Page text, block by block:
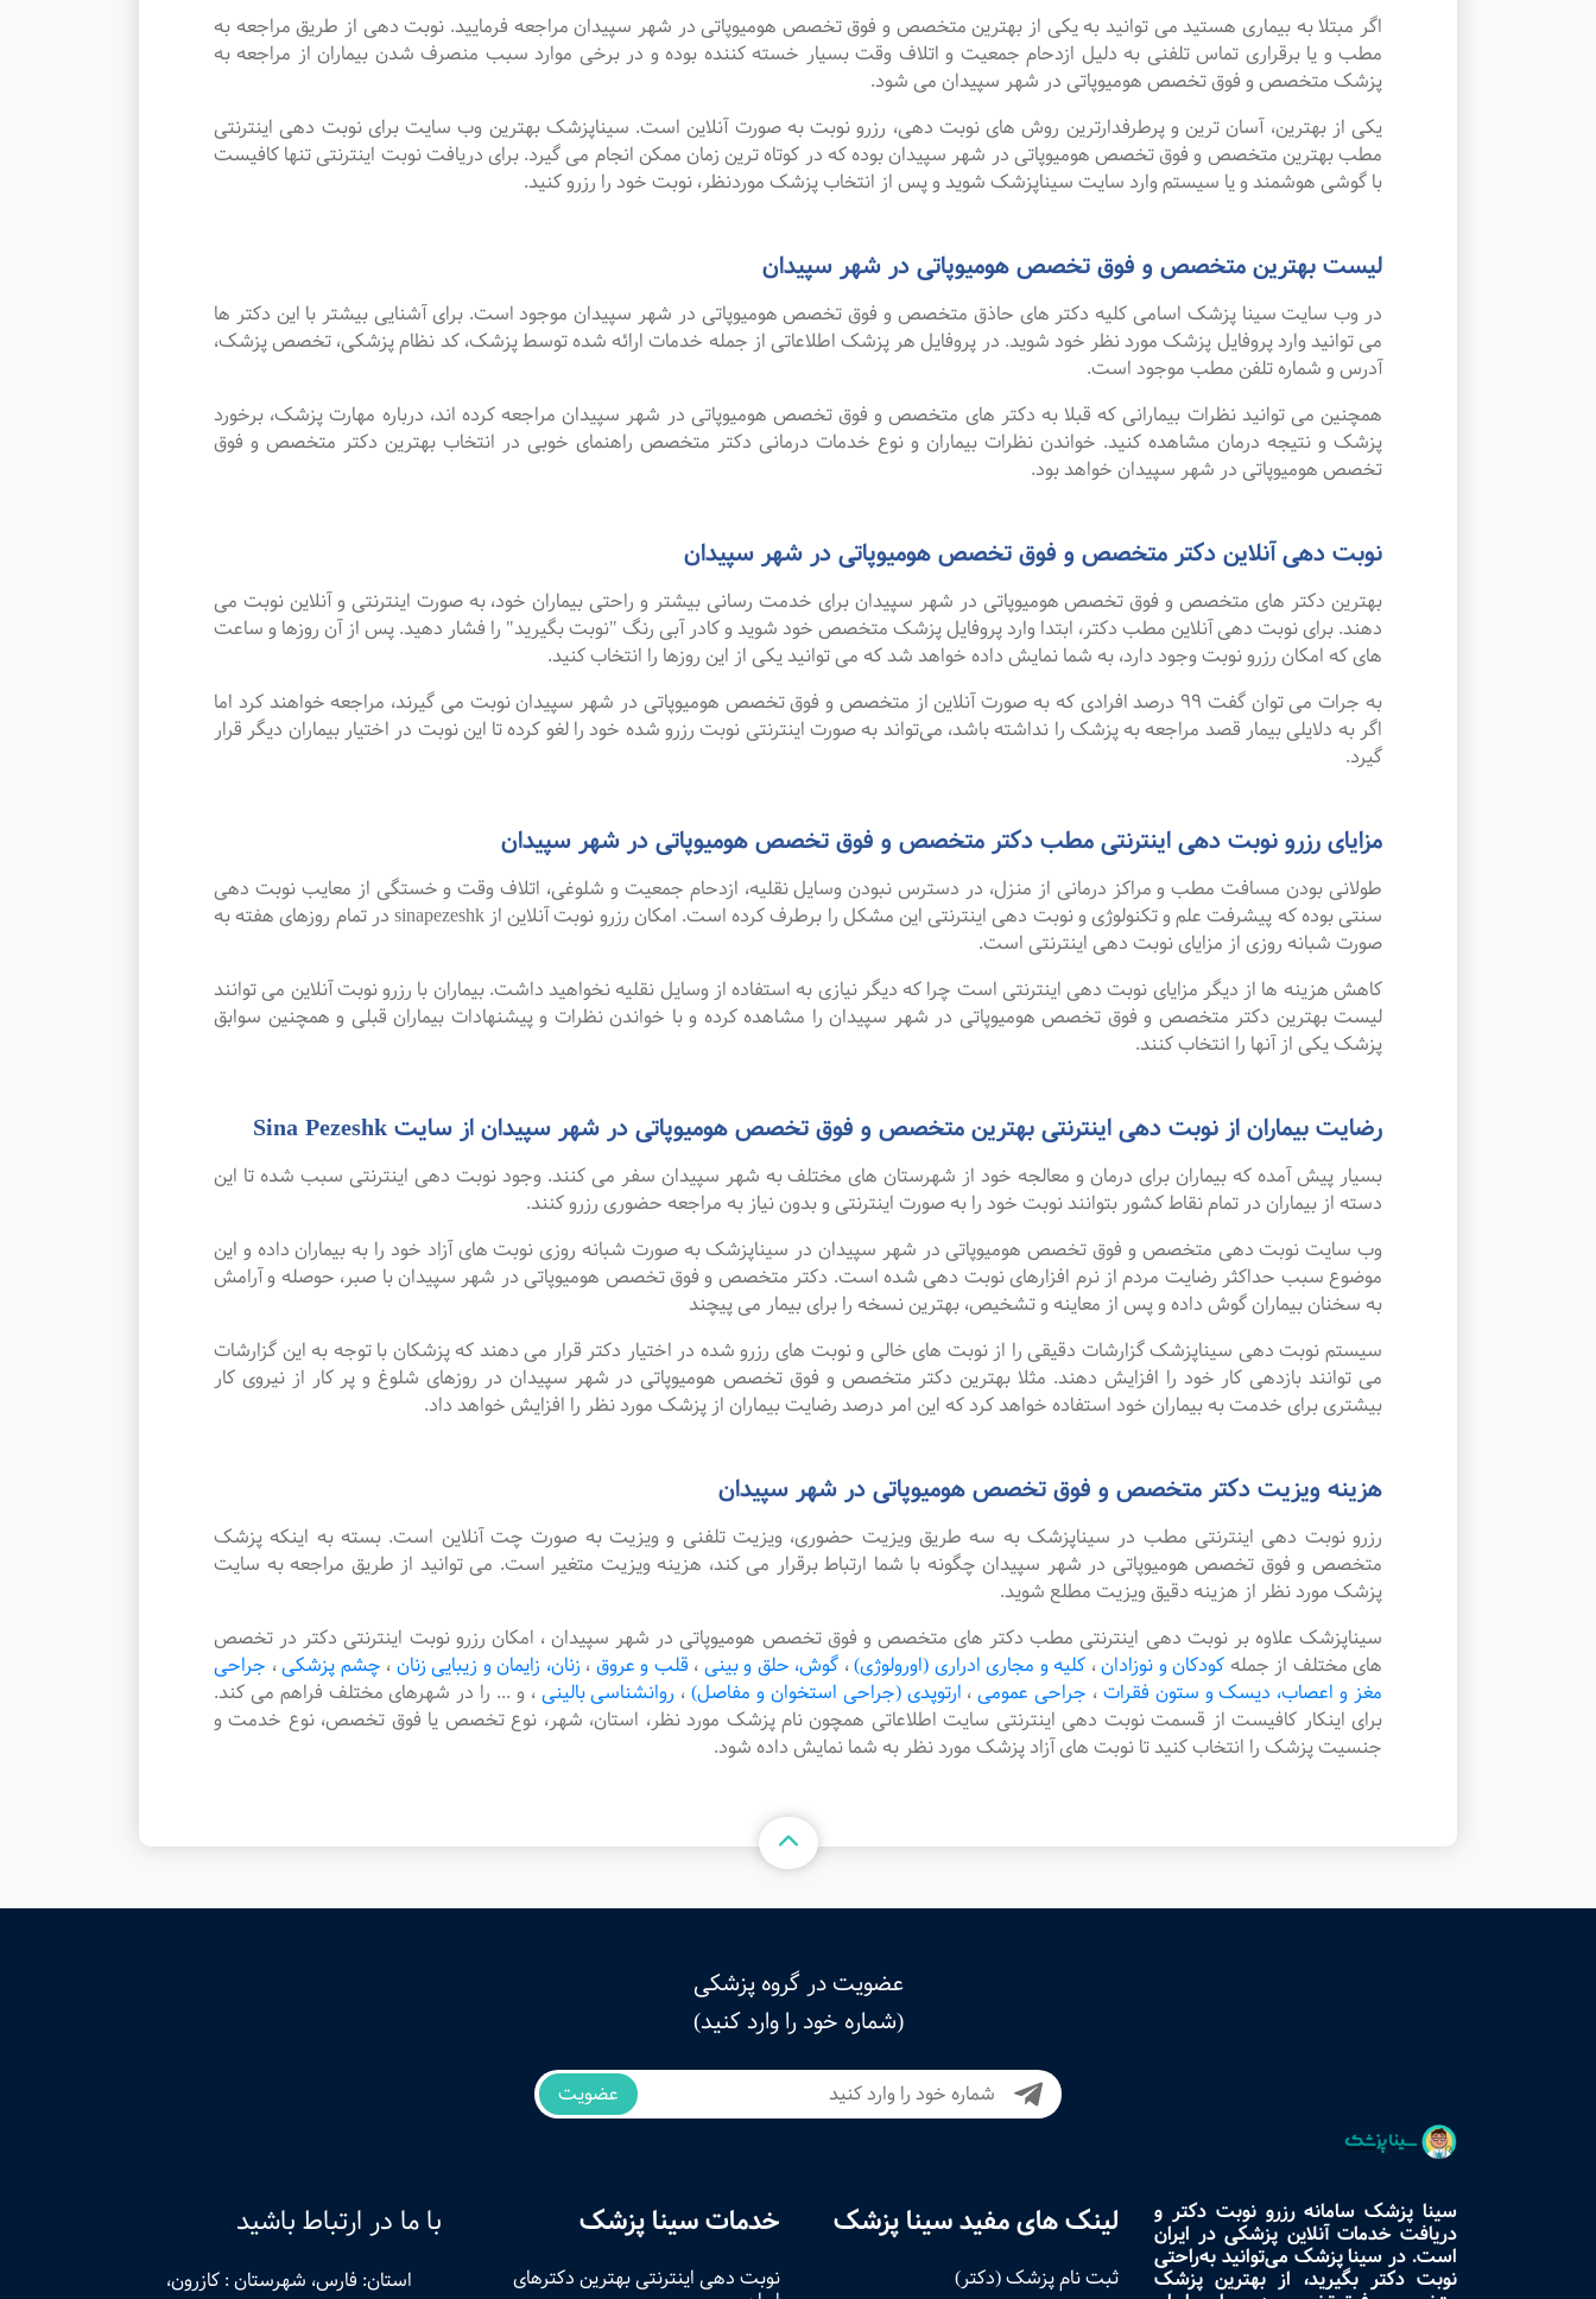
اگر مبتلا به بیماری هستید می توانید به یکی از بهترین متخصص و فوق تخصص هومیوپاتی در شهر سپیدان مراجعه فرمایید. نوبت دهی از طریق مراجعه به
مطب و یا برقراری تماس تلفنی به دلیل ازدحام جمعیت و اتلاف وقت بسیار خسته کننده بوده و در برخی موارد سبب منصرف شدن بیماران از مراجعه به
پزشک متخصص و فوق تخصص هومیوپاتی در شهر سپیدان می شود.
یکی از بهترین، آسان ترین و پرطرفدارترین روش های نوبت دهی، رزرو نوبت به صورت آنلاین است. سیناپزشک بهترین وب سایت برای نوبت دهی اینترنتی
مطب بهترین متخصص و فوق تخصص هومیوپاتی در شهر سپیدان بوده که در کوتاه ترین زمان ممکن انجام می گیرد. برای دریافت نوبت اینترنتی تنها کافیست
با گوشی هوشمند و یا سیستم وارد سایت سیناپزشک شوید و پس از انتخاب پزشک موردنظر، نوبت خود را رزرو کنید.
لیست بهترین متخصص و فوق تخصص هومیوپاتی در شهر سپیدان
در وب سایت سینا پزشک اسامی کلیه دکتر های حاذق متخصص و فوق تخصص هومیوپاتی در شهر سپیدان موجود است. برای آشنایی بیشتر با این دکتر ها
می توانید وارد پروفایل پزشک مورد نظر خود شوید. در پروفایل هر پزشک اطلاعاتی از جمله خدمات ارائه شده توسط پزشک، کد نظام پزشکی، تخصص پزشک،
آدرس و شماره تلفن مطب موجود است.
همچنین می توانید نظرات بیمارانی که قبلا به دکتر های متخصص و فوق تخصص هومیوپاتی در شهر سپیدان مراجعه کرده اند، درباره مهارت پزشک، برخورد
پزشک و نتیجه درمان مشاهده کنید. خواندن نظرات بیماران و نوع خدمات درمانی دکتر متخصص راهنمای خوبی در انتخاب بهترین دکتر متخصص و فوق
تخصص هومیوپاتی در شهر سپیدان خواهد بود.
نوبت دهی آنلاین دکتر متخصص و فوق تخصص هومیوپاتی در شهر سپیدان
بهترین دکتر های متخصص و فوق تخصص هومیوپاتی در شهر سپیدان برای خدمت رسانی بیشتر و راحتی بیماران خود، به صورت اینترنتی و آنلاین نوبت می
دهند. برای نوبت دهی آنلاین مطب دکتر، ابتدا وارد پروفایل پزشک متخصص خود شوید و کادر آبی رنگ "نوبت بگیرید" را فشار دهید. پس از آن روزها و ساعت
های که امکان رزرو نوبت وجود دارد، به شما نمایش داده خواهد شد که می توانید یکی از این روزها را انتخاب کنید.
به جرات می‌ توان گفت ۹۹ درصد افرادی که به صورت آنلاین از متخصص و فوق تخصص هومیوپاتی در شهر سپیدان نوبت می گیرند، مراجعه خواهند کرد اما
اگر به دلایلی بیمار قصد مراجعه به پزشک را نداشته باشد، می‌تواند به صورت اینترنتی نوبت رزرو شده خود را لغو کرده تا این نوبت در اختیار بیماران دیگر قرار
گیرد.
مزایای رزرو نوبت دهی اینترنتی مطب دکتر متخصص و فوق تخصص هومیوپاتی در شهر سپیدان
طولانی بودن مسافت مطب و مراکز درمانی از منزل، در دسترس نبودن وسایل نقلیه، ازدحام جمعیت و شلوغی، اتلاف وقت و خستگی از معایب نوبت دهی
سنتی بوده که پیشرفت علم و تکنولوژی و نوبت دهی اینترنتی این مشکل را برطرف کرده است. امکان رزرو نوبت آنلاین از sinapezeshk در تمام روزهای هفته به
صورت شبانه روزی از مزایای نوبت دهی اینترنتی است.
کاهش هزینه ها از دیگر مزایای نوبت دهی اینترنتی است چرا که دیگر نیازی به استفاده از وسایل نقلیه نخواهید داشت. بیماران با رزرو نوبت آنلاین می توانند
لیست بهترین دکتر متخصص و فوق تخصص هومیوپاتی در شهر سپیدان را مشاهده کرده و با خواندن نظرات و پیشنهادات بیماران قبلی و همچنین سوابق
پزشک یکی از آنها را انتخاب کنند.
رضایت بیماران از نوبت دهی اینترنتی بهترین متخصص و فوق تخصص هومیوپاتی در شهر سپیدان از سایت Sina Pezeshk
بسیار پیش آمده که بیماران برای درمان و معالجه خود از شهرستان های مختلف به شهر سپیدان سفر می کنند. وجود نوبت دهی اینترنتی سبب شده تا این
دسته از بیماران در تمام نقاط کشور بتوانند نوبت خود را به صورت اینترنتی و بدون نیاز به مراجعه حضوری رزرو کنند.
وب سایت نوبت دهی متخصص و فوق تخصص هومیوپاتی در شهر سپیدان در سیناپزشک به صورت شبانه روزی نوبت های آزاد خود را به بیماران داده و این
موضوع سبب حداکثر رضایت مردم از نرم افزارهای نوبت دهی شده است. دکتر متخصص و فوق تخصص هومیوپاتی در شهر سپیدان با صبر، حوصله و آرامش
به سخنان بیماران گوش داده و پس از معاینه و تشخیص، بهترین نسخه را برای بیمار می پیچند
سیستم نوبت دهی سیناپزشک گزارشات دقیقی را از نوبت های خالی و نوبت های رزرو شده در اختیار دکتر قرار می دهند که پزشکان با توجه به این گزارشات
می توانند بازدهی کار خود را افزایش دهند. مثلا بهترین دکتر متخصص و فوق تخصص هومیوپاتی در شهر سپیدان در روزهای شلوغ و پر کار از نیروی کار
بیشتری برای خدمت به بیماران خود استفاده خواهد کرد که این امر درصد رضایت بیماران از پزشک مورد نظر را افزایش خواهد داد.
هزینه ویزیت دکتر متخصص و فوق تخصص هومیوپاتی در شهر سپیدان
رزرو نوبت دهی اینترنتی مطب در سیناپزشک به سه طریق ویزیت حضوری، ویزیت تلفنی و ویزیت به صورت چت آنلاین است. بسته به اینکه پزشک
متخصص و فوق تخصص هومیوپاتی در شهر سپیدان چگونه با شما ارتباط برقرار می کند، هزینه ویزیت متغیر است. می توانید از طریق مراجعه به سایت
پزشک مورد نظر از هزینه دقیق ویزیت مطلع شوید.
سیناپزشک علاوه بر نوبت دهی اینترنتی مطب دکتر های متخصص و فوق تخصص هومیوپاتی در شهر سپیدان ، امکان رزرو نوبت اینترنتی دکتر در تخصص
های مختلف از جمله کودکان و نوزادان، کلیه و مجاری ادراری (اورولوژی)، گوش، حلق و بینی ، قلب و عروق ، زنان، زایمان و زیبایی زنان ، چشم پزشکی، جراحی
مغز و اعصاب، دیسک و ستون فقرات ، جراحی عمومی ، ارتوپدی (جراحی استخوان و مفاصل) ، روانشناسی بالینی ، و ... را در شهرهای مختلف فراهم می کند.
برای اینکار کافیست از قسمت نوبت دهی اینترنتی سایت اطلاعاتی همچون نام پزشک مورد نظر، استان، شهر، نوع تخصص یا فوق تخصص، نوع خدمت و
جنسیت پزشک را انتخاب کنید تا نوبت های آزاد پزشک مورد نظر به شما نمایش داده شود.
عضویت در گروه پزشکی
(شماره خود را وارد کنید)
عضویت
سینا پزشک سامانه رزرو نوبت دکتر و
دریافت خدمات آنلاین پزشکی در ایران
است. در سینا پزشک می‌توانید به‌راحتی
نوبت دکتر بگیرید، از بهترین پزشک
لینک های مفید سینا پزشک
ثبت نام پزشک (دکتر)
خدمات سینا پزشک
نوبت‌ دهی اینترنتی بهترین دکترهای
با ما در ارتباط باشید
استان: فارس، شهرستان : کازرون،